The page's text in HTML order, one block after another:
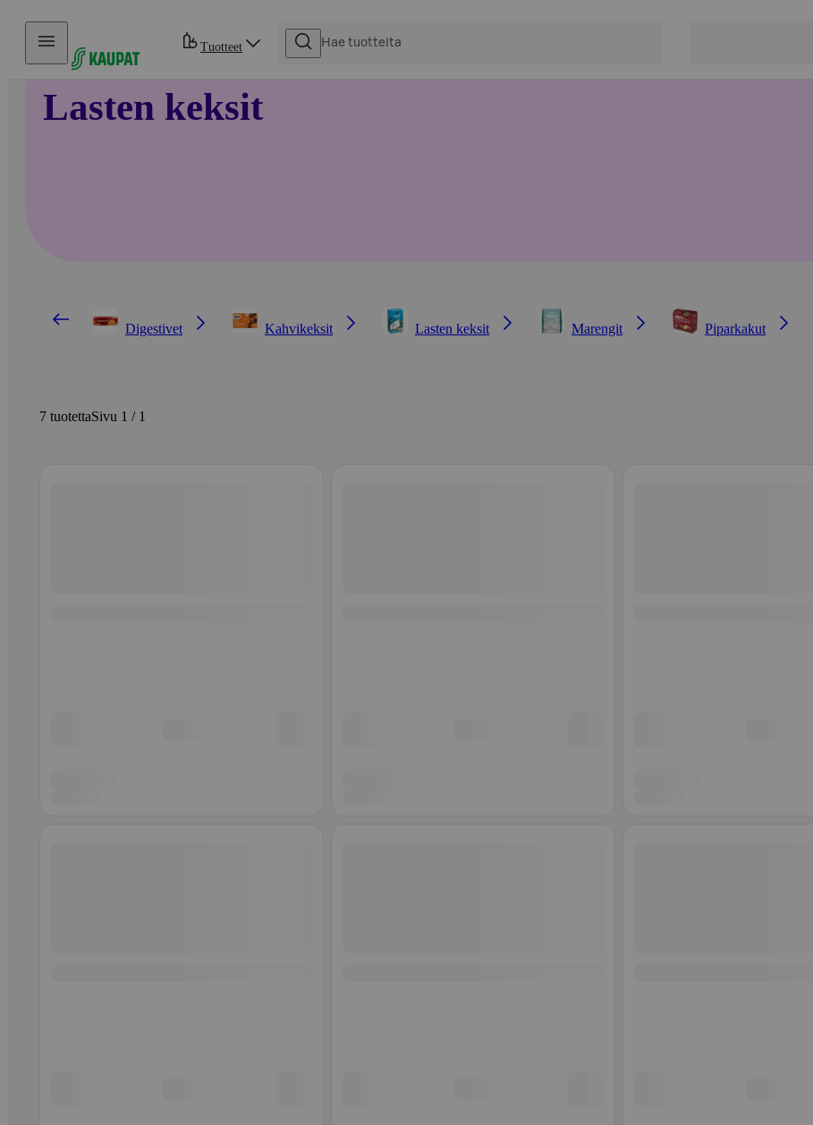
Hyppää sisältöön
Tuotteet
Lasten keksit
Digestivet Kahvikeksit Lasten keksit Marengit Piparkakut
7 tuotettaSivu 1 / 1